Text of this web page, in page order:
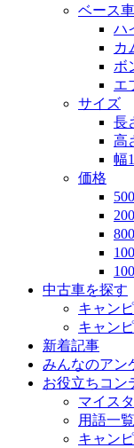
ベース車
ハ
カ
ボ
エ
サイズ
長
高
幅
価格
中古車を探す
キャン
キャン
新着記事
みんなのアン
お役立ちコン
マイス
用語一覧
キャン